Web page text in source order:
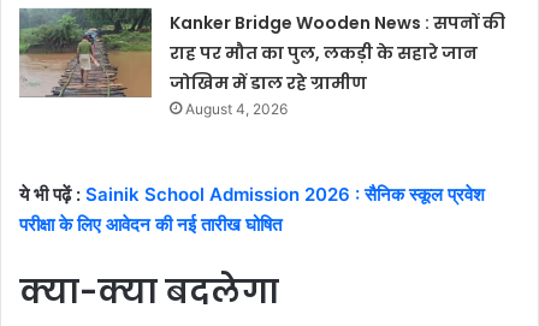
Kanker Bridge Wooden News : सपनों की
राह पर मौत का पुल, लकड़ी के सहारे जान
जोखिम में डाल रहे ग्रामीण
August 4, 2026
ये भी पढ़ें : Sainik School Admission 2026 : सैनिक स्कूल प्रवेश
परीक्षा के लिए आवेदन की नई तारीख घोषित
क्या-क्या बदलेगा